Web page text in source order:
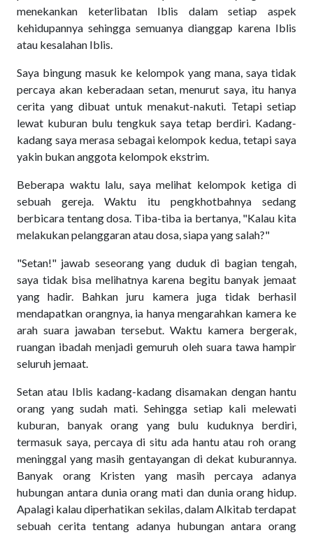
menekankan keterlibatan Iblis dalam setiap aspek
kehidupannya sehingga semuanya dianggap karena Iblis
atau kesalahan Iblis.
Saya bingung masuk ke kelompok yang mana, saya tidak
percaya akan keberadaan setan, menurut saya, itu hanya
cerita yang dibuat untuk menakut-nakuti. Tetapi setiap
lewat kuburan bulu tengkuk saya tetap berdiri. Kadang-
kadang saya merasa sebagai kelompok kedua, tetapi saya
yakin bukan anggota kelompok ekstrim.
Beberapa waktu lalu, saya melihat kelompok ketiga di
sebuah gereja. Waktu itu pengkhotbahnya sedang
berbicara tentang dosa. Tiba-tiba ia bertanya, "Kalau kita
melakukan pelanggaran atau dosa, siapa yang salah?"
"Setan!" jawab seseorang yang duduk di bagian tengah,
saya tidak bisa melihatnya karena begitu banyak jemaat
yang hadir. Bahkan juru kamera juga tidak berhasil
mendapatkan orangnya, ia hanya mengarahkan kamera ke
arah suara jawaban tersebut. Waktu kamera bergerak,
ruangan ibadah menjadi gemuruh oleh suara tawa hampir
seluruh jemaat.
Setan atau Iblis kadang-kadang disamakan dengan hantu
orang yang sudah mati. Sehingga setiap kali melewati
kuburan, banyak orang yang bulu kuduknya berdiri,
termasuk saya, percaya di situ ada hantu atau roh orang
meninggal yang masih gentayangan di dekat kuburannya.
Banyak orang Kristen yang masih percaya adanya
hubungan antara dunia orang mati dan dunia orang hidup.
Apalagi kalau diperhatikan sekilas, dalam Alkitab terdapat
sebuah cerita tentang adanya hubungan antara orang